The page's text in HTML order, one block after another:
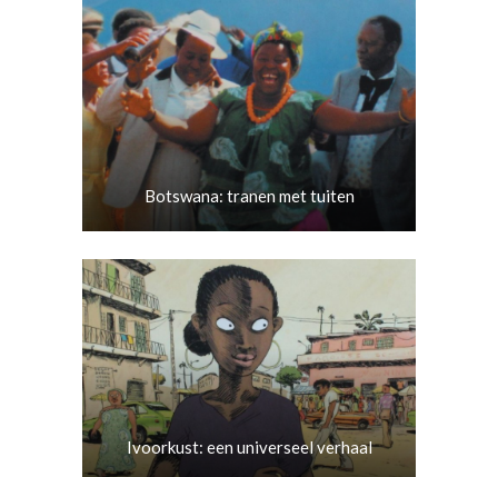
Botswana: tranen met tuiten
Ivoorkust: een universeel verhaal